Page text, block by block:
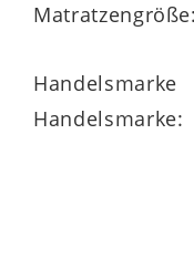
beidseitig mit
AQUAPUR®-
Matratzengröße:
Handelsmarke
Handelsmarke: